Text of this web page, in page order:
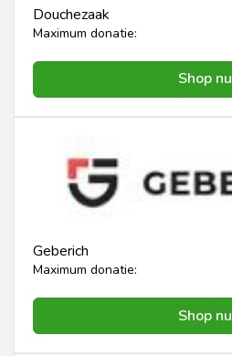
Douchezaak
Maximum donatie:
Shop nu
Geberich
Maximum donatie:
Shop nu